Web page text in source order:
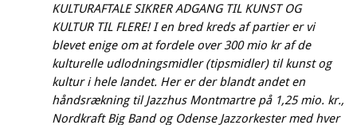
KULTURAFTALE SIKRER ADGANG TIL KUNST OG
KULTUR TIL FLERE! I en bred kreds af partier er vi
blevet enige om at fordele over 300 mio kr af de
kulturelle udlodningsmidler (tipsmidler) til kunst og
kultur i hele landet. Her er der blandt andet en
håndsrækning til Jazzhus Montmartre på 1,25 mio. kr.,
Nordkraft Big Band og Odense Jazzorkester med hver